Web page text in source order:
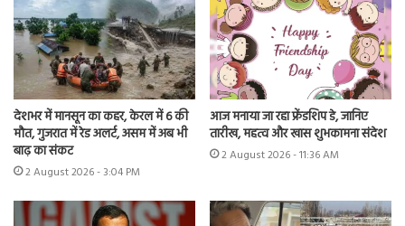
देशभर में मानसून का कहर, केरल में 6 की
मौत, गुजरात में रेड अलर्ट, असम में अब भी
बाढ़ का संकट
2 August 2026 - 3:04 PM
आज मनाया जा रहा फ्रेंडशिप डे, जानिए
तारीख, महत्व और खास शुभकामना संदेश
2 August 2026 - 11:36 AM